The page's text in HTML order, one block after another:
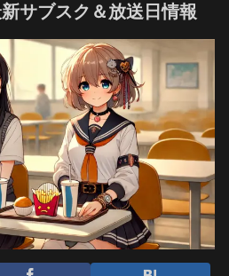
サブスク＆放送日情報